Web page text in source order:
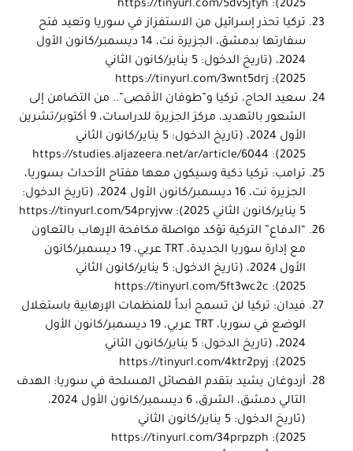
2025):
https://tinyurl.com/5dv5jtyh
تركيا تحذر إسرائيل من الاستفزاز في سوريا وتعيد فتح
سفارتها بدمشق، الجزيرة نت، 14 ديسمبر/كانون الأول
2024، (تاريخ الدخول: 5 يناير/كانون الثاني
2025):
https://tinyurl.com/3wnt5drj
سعيد الحاج، تركيا و”طوفان الأقصى”.. من التضامن إلى
الشعور بالتهديد، مركز الجزيرة للدراسات، 9 أكتوبر/تشرين
الأول 2024، (تاريخ الدخول: 5 يناير/كانون الثاني
2025):
https://studies.aljazeera.net/ar/article/6044
ترامب: تركيا ذكية وسيكون معها مفتاح الأحداث بسوريا،
الجزيرة نت، 16 ديسمبر/كانون الأول 2024، (تاريخ الدخول:
5 يناير/كانون الثاني 2025):
https://tinyurl.com/54pryjvw
“الدفاع” التركية تؤكد مواصلة مكافحة الإرهاب بالتعاون
مع إدارة سوريا الجديدة، TRT
عربي، 19 ديسمبر/كانون
الأول 2024، (تاريخ الدخول: 5 يناير/كانون الثاني
2025):
https://tinyurl.com/5ft3wc2c
فيدان: تركيا لن تسمح أبداً للمنظمات الإرهابية باستغلال
الوضع في سوريا، TRT
عربي، 19 ديسمبر/كانون الأول
2024، (تاريخ الدخول: 5 يناير/كانون الثاني
2025):
https://tinyurl.com/4ktr2pyj
أردوغان يشيد بتقدم الفصائل المسلحة في سوريا: الهدف
التالي دمشق، الشرق، 6 ديسمبر/كانون الأول 2024،
(تاريخ الدخول: 5 يناير/كانون الثاني
2025):
https://tinyurl.com/34prpzph